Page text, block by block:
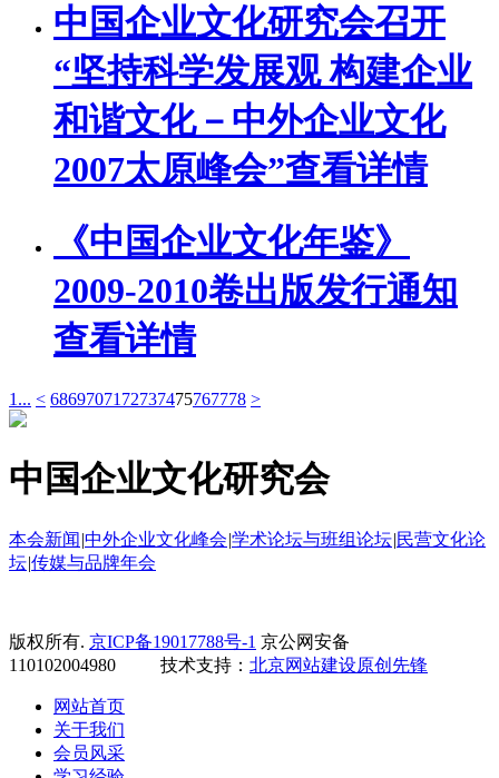
中国企业文化研究会召开
“坚持科学发展观 构建企业
和谐文化－中外企业文化
2007太原峰会”查看详情
《中国企业文化年鉴》
2009-2010卷出版发行通知
查看详情
1... < 68697071 72737475767778 >
中国企业文化研究会
本会新闻 |中外企业文化峰会|学术论坛与班组论坛|民营文化论
坛|传媒与品牌年会
版权所有. 京ICP备19017788号-1 京公网安备
110102004980 技术支持： 北京网站建设原创先锋
网站首页
关于我们
会员风采